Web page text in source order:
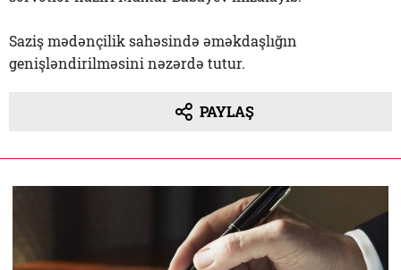
Saziş mədənçilik sahəsində əməkdaşlığın
genişləndirilməsini nəzərdə tutur.
PAYLAŞ